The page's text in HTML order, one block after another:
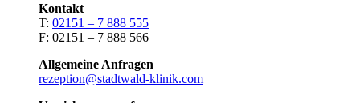
Kontakt
T: 02151 – 7 888 555
F: 02151 – 7 888 566
Allgemeine Anfragen
rezeption@stadtwald-klinik.com